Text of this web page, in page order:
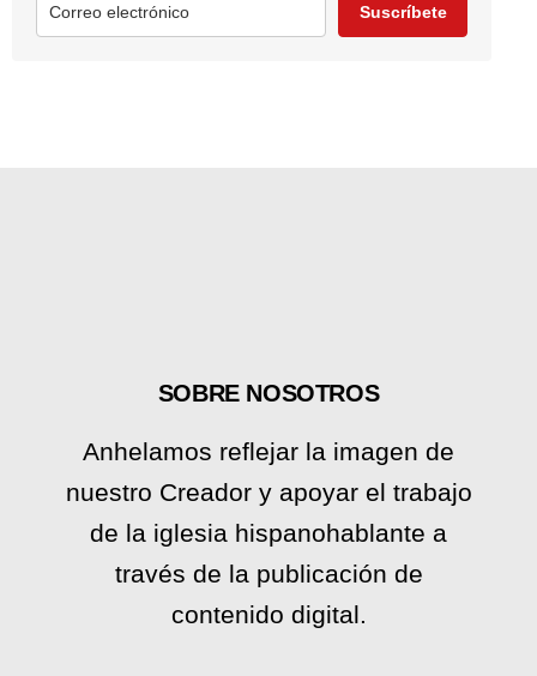
Suscríbete
SOBRE NOSOTROS
Anhelamos reflejar la imagen de
nuestro Creador y apoyar el trabajo
de la iglesia hispanohablante a
través de la publicación de
contenido digital.